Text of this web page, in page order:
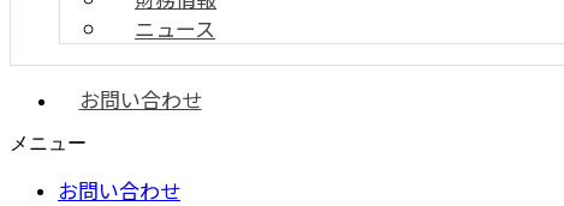
ニュース
お問い合わせ
メニュー
お問い合わせ